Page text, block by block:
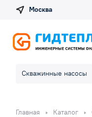
Москва
Скважинные насосы
Главная Каталог